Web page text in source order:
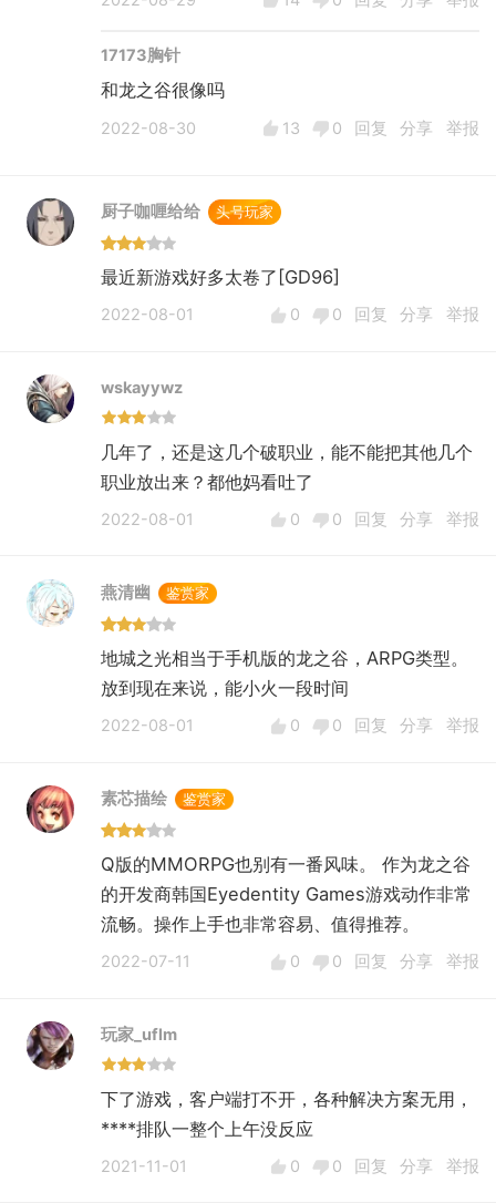
17173胸针
和龙之谷很像吗
2022-08-30 13 0 回复 分享 举报
厨子咖喱给给 头号玩家
最近新游戏好多太卷了[GD96]
2022-08-01 0 0 回复 分享 举报
wskayywz
几年了，还是这几个破职业，能不能把其他几个
职业放出来？都他妈看吐了
2022-08-01 0 0 回复 分享 举报
燕清幽 鉴赏家
地城之光相当于手机版的龙之谷，ARPG类型。
放到现在来说，能小火一段时间
2022-08-01 0 0 回复 分享 举报
素芯描绘 鉴赏家
Q版的MMORPG也别有一番风味。 作为龙之谷
的开发商韩国Eyedentity Games游戏动作非常
流畅。操作上手也非常容易、值得推荐。
2022-07-11 0 0 回复 分享 举报
玩家_uflm
下了游戏，客户端打不开，各种解决方案无用，
****排队一整个上午没反应
2021-11-01 0 0 回复 分享 举报